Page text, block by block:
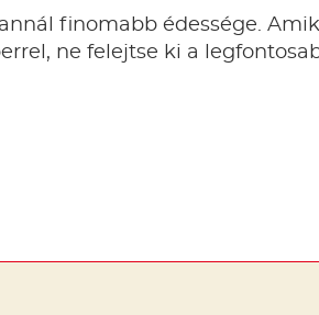
finomabb édessége.
ne felejtse ki a